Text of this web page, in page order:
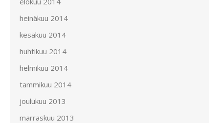
heinäkuu 2014
kesäkuu 2014
huhtikuu 2014
helmikuu 2014
tammikuu 2014
joulukuu 2013
marraskuu 2013